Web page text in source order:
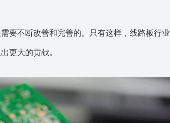
要不断改善和完善的。只有这样，线路板行业
更大的贡献。